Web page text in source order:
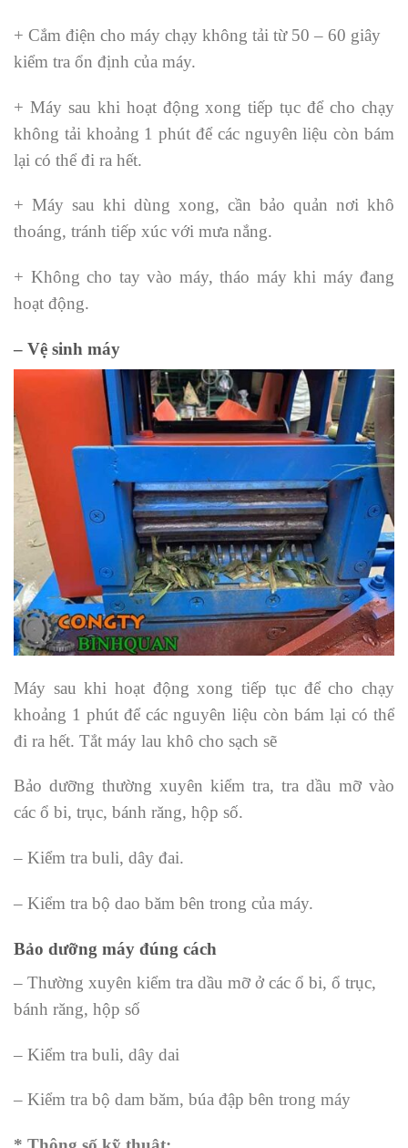
+ Cắm điện cho máy chạy không tải từ 50 – 60 giây
kiểm tra ổn định của máy.
+ Máy sau khi hoạt động xong tiếp tục để cho chạy
không tải khoảng 1 phút để các nguyên liệu còn bám
lại có thể đi ra hết.
+ Máy sau khi dùng xong, cần bảo quản nơi khô
thoáng, tránh tiếp xúc với mưa nắng.
+ Không cho tay vào máy, tháo máy khi máy đang
hoạt động.
– Vệ sinh máy
Máy sau khi hoạt động xong tiếp tục để cho chạy
khoảng 1 phút để các nguyên liệu còn bám lại có thể
đi ra hết. Tắt máy lau khô cho sạch sẽ
Bảo dưỡng thường xuyên kiểm tra, tra dầu mỡ vào
các ổ bi, trục, bánh răng, hộp số.
– Kiểm tra buli, dây đai.
– Kiểm tra bộ dao băm bên trong của máy.
Bảo dưỡng máy đúng cách
– Thường xuyên kiểm tra dầu mỡ ở các ổ bi, ổ trục,
bánh răng, hộp số
– Kiểm tra buli, dây dai
– Kiểm tra bộ dam băm, búa đập bên trong máy